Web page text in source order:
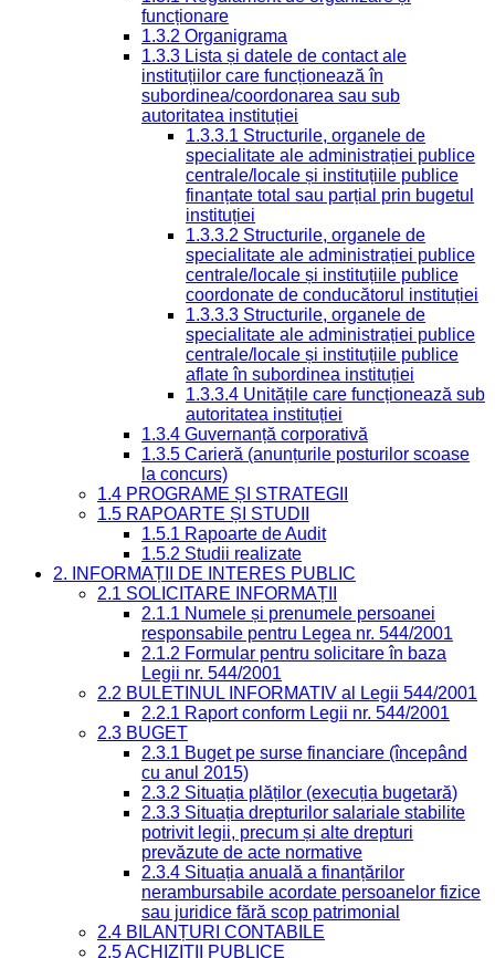
funcționare
1.3.2 Organigrama
1.3.3 Lista și datele de contact ale
instituțiilor care funcționează în
subordinea/coordonarea sau sub
autoritatea instituției
1.3.3.1 Structurile, organele de
specialitate ale administrației publice
centrale/locale și instituțiile publice
finanțate total sau parțial prin bugetul
instituției
1.3.3.2 Structurile, organele de
specialitate ale administrației publice
centrale/locale și instituțiile publice
coordonate de conducătorul instituției
1.3.3.3 Structurile, organele de
specialitate ale administrației publice
centrale/locale și instituțiile publice
aflate în subordinea instituției
1.3.3.4 Unitățile care funcționează sub
autoritatea instituției
1.3.4 Guvernanță corporativă
1.3.5 Carieră (anunțurile posturilor scoase
la concurs)
1.4 PROGRAME ȘI STRATEGII
1.5 RAPOARTE ȘI STUDII
1.5.1 Rapoarte de Audit
1.5.2 Studii realizate
2. INFORMAȚII DE INTERES PUBLIC
2.1 SOLICITARE INFORMAȚII
2.1.1 Numele și prenumele persoanei
responsabile pentru Legea nr. 544/2001
2.1.2 Formular pentru solicitare în baza
Legii nr. 544/2001
2.2 BULETINUL INFORMATIV al Legii 544/2001
2.2.1 Raport conform Legii nr. 544/2001
2.3 BUGET
2.3.1 Buget pe surse financiare (începând
cu anul 2015)
2.3.2 Situația plăților (execuția bugetară)
2.3.3 Situația drepturilor salariale stabilite
potrivit legii, precum și alte drepturi
prevăzute de acte normative
2.3.4 Situația anuală a finanțărilor
nerambursabile acordate persoanelor fizice
sau juridice fără scop patrimonial
2.4 BILANȚURI CONTABILE
2.5 ACHIZIȚII PUBLICE